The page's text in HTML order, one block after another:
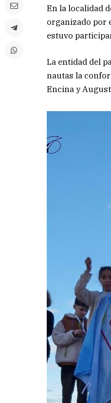
En la localidad
organizado por
estuvo
La entidad del
nautas la
Encina y